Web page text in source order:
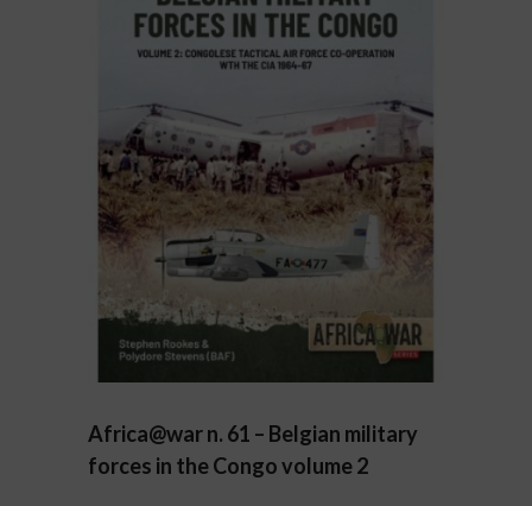
Africa@war n. 61 – Belgian military
forces in the Congo volume 2